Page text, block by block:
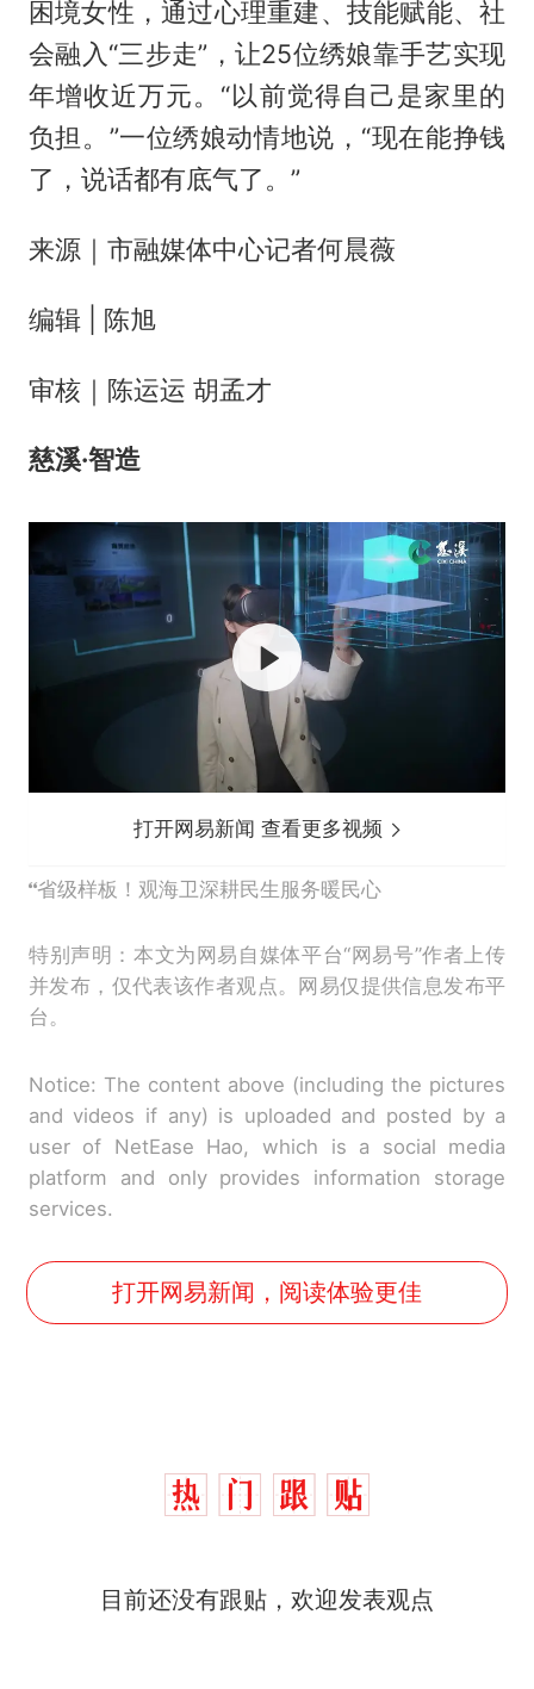
困境女性，通过心理重建、技能赋能、社
会融入“三步走”，让25位绣娘靠手艺实现
年增收近万元。“以前觉得自己是家里的
负担。”一位绣娘动情地说，“现在能挣钱
了，说话都有底气了。”
来源｜市融媒体中心记者何晨薇
编辑 | 陈旭
审核｜陈运运 胡孟才
慈溪·智造
打开网易新闻 查看更多视频
省级样板！观海卫深耕民生服务暖民心
特别声明：本文为网易自媒体平台“网易号”作者上传
并发布，仅代表该作者观点。网易仅提供信息发布平
台。
Notice: The content above (including the pictures
and videos if any) is uploaded and posted by a
user of NetEase Hao, which is a social media
platform and only provides information storage
services.
打开网易新闻，阅读体验更佳
目前还没有跟贴，欢迎发表观点
因老师一句“跟我回家”改写了
人生
新
制裁瓜子饺子，美国怕什
费大厨“全国小炒肉大王”称
号，仅凭视频评出？中国烹饪